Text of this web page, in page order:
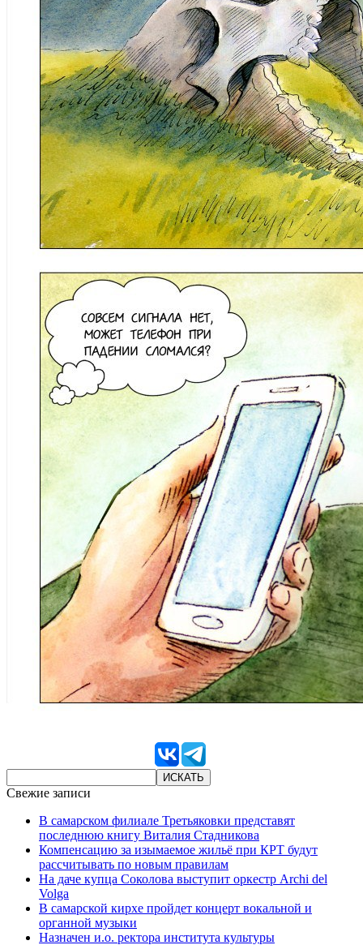
Свежие записи
В самарском филиале Третьяковки представят
последнюю книгу Виталия Стадникова
Компенсацию за изымаемое жильё при КРТ будут
рассчитывать по новым правилам
На даче купца Соколова выступит оркестр Archi del
Volga
В самарской кирхе пройдет концерт вокальной и
органной музыки
Назначен и.о. ректора института культуры